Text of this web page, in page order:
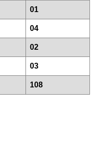
01
04
02
03
108